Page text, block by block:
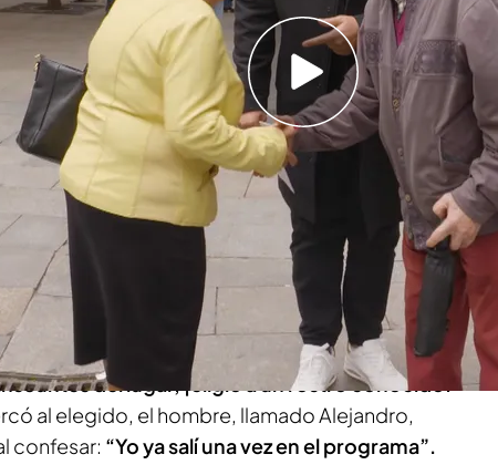
un premio espectacular
nunca faltan las sorpresas, pero lo que
ocurrió en
incluido Xuso Jones, con la boca abierta. Durante
una concursante llamada Esperanza debía
no supiera la respuesta a la pregunta: “¿Qué
en un centro educativo?”
del lugar, ¡eligió a un rostro conocido!
al elegido, el hombre, llamado Alejandro,
confesar: “Yo ya salí una vez en el programa”.